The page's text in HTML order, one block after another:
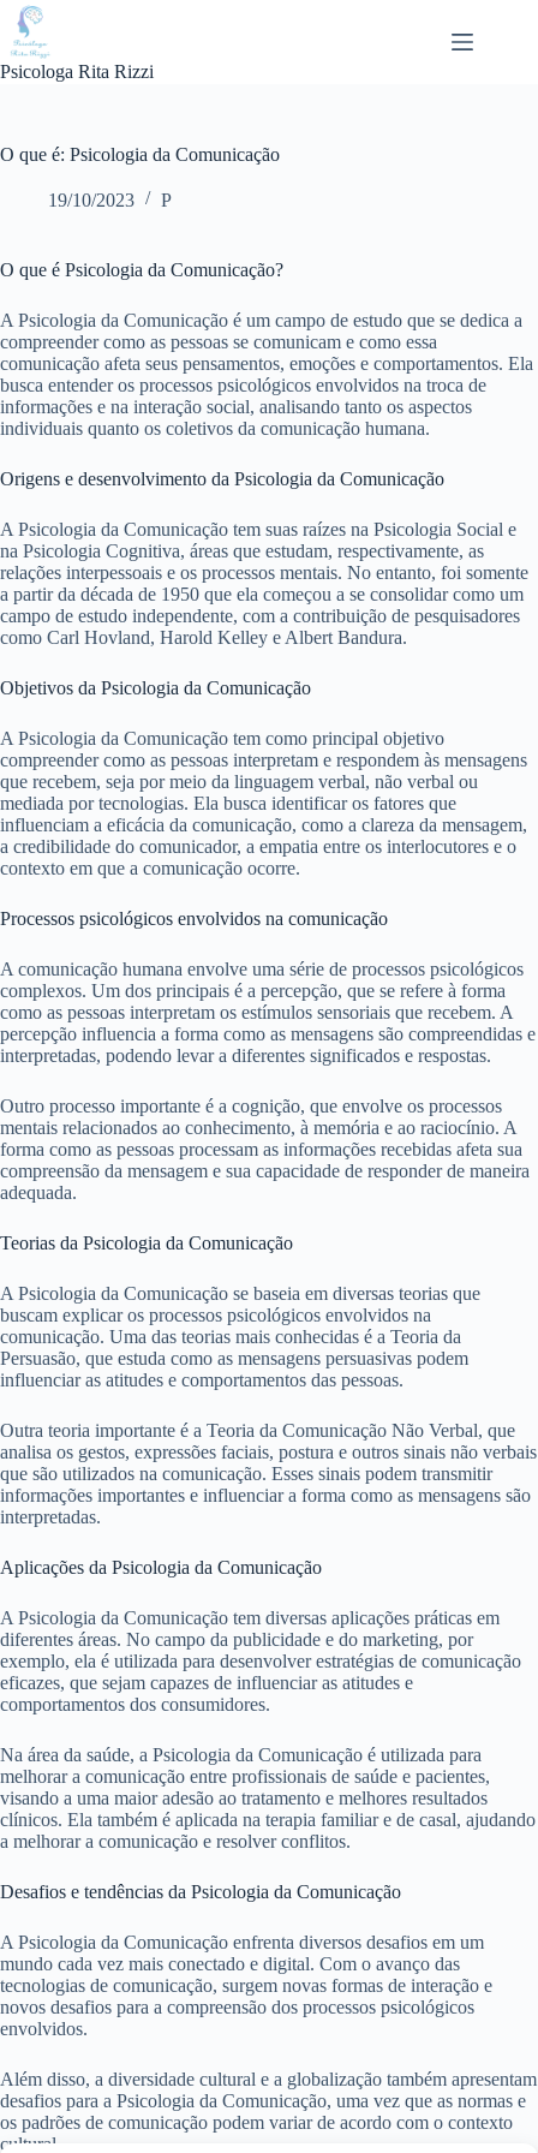
Pular
para
conteúdo
Psicologa Rita Rizzi
O que é: Psicologia da Comunicação
19/10/2023 P
O que é Psicologia da Comunicação?
A Psicologia da Comunicação é um campo de estudo que se dedica a
compreender como as pessoas se comunicam e como essa
comunicação afeta seus pensamentos, emoções e comportamentos. Ela
busca entender os processos psicológicos envolvidos na troca de
informações e na interação social, analisando tanto os aspectos
individuais quanto os coletivos da comunicação humana.
Origens e desenvolvimento da Psicologia da Comunicação
A Psicologia da Comunicação tem suas raízes na Psicologia Social e
na Psicologia Cognitiva, áreas que estudam, respectivamente, as
relações interpessoais e os processos mentais. No entanto, foi somente
a partir da década de 1950 que ela começou a se consolidar como um
campo de estudo independente, com a contribuição de pesquisadores
como Carl Hovland, Harold Kelley e Albert Bandura.
Objetivos da Psicologia da Comunicação
A Psicologia da Comunicação tem como principal objetivo
compreender como as pessoas interpretam e respondem às mensagens
que recebem, seja por meio da linguagem verbal, não verbal ou
mediada por tecnologias. Ela busca identificar os fatores que
influenciam a eficácia da comunicação, como a clareza da mensagem,
a credibilidade do comunicador, a empatia entre os interlocutores e o
contexto em que a comunicação ocorre.
Processos psicológicos envolvidos na comunicação
A comunicação humana envolve uma série de processos psicológicos
complexos. Um dos principais é a percepção, que se refere à forma
como as pessoas interpretam os estímulos sensoriais que recebem. A
percepção influencia a forma como as mensagens são compreendidas e
interpretadas, podendo levar a diferentes significados e respostas.
Outro processo importante é a cognição, que envolve os processos
mentais relacionados ao conhecimento, à memória e ao raciocínio. A
forma como as pessoas processam as informações recebidas afeta sua
compreensão da mensagem e sua capacidade de responder de maneira
adequada.
Teorias da Psicologia da Comunicação
A Psicologia da Comunicação se baseia em diversas teorias que
buscam explicar os processos psicológicos envolvidos na
comunicação. Uma das teorias mais conhecidas é a Teoria da
Persuasão, que estuda como as mensagens persuasivas podem
influenciar as atitudes e comportamentos das pessoas.
Outra teoria importante é a Teoria da Comunicação Não Verbal, que
analisa os gestos, expressões faciais, postura e outros sinais não verbais
que são utilizados na comunicação. Esses sinais podem transmitir
informações importantes e influenciar a forma como as mensagens são
interpretadas.
Aplicações da Psicologia da Comunicação
A Psicologia da Comunicação tem diversas aplicações práticas em
diferentes áreas. No campo da publicidade e do marketing, por
exemplo, ela é utilizada para desenvolver estratégias de comunicação
eficazes, que sejam capazes de influenciar as atitudes e
comportamentos dos consumidores.
Na área da saúde, a Psicologia da Comunicação é utilizada para
melhorar a comunicação entre profissionais de saúde e pacientes,
visando a uma maior adesão ao tratamento e melhores resultados
clínicos. Ela também é aplicada na terapia familiar e de casal, ajudando
a melhorar a comunicação e resolver conflitos.
Desafios e tendências da Psicologia da Comunicação
A Psicologia da Comunicação enfrenta diversos desafios em um
mundo cada vez mais conectado e digital. Com o avanço das
tecnologias de comunicação, surgem novas formas de interação e
novos desafios para a compreensão dos processos psicológicos
envolvidos.
Além disso, a diversidade cultural e a globalização também apresentam
desafios para a Psicologia da Comunicação, uma vez que as normas e
os padrões de comunicação podem variar de acordo com o contexto
cultural.